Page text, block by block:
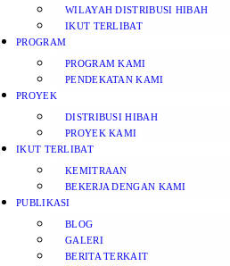
WILAYAH DISTRIBUSI HIBAH
IKUT TERLIBAT
PROGRAM
PROGRAM KAMI
PENDEKATAN KAMI
PROYEK
DISTRIBUSI HIBAH
PROYEK KAMI
IKUT TERLIBAT
KEMITRAAN
BEKERJA DENGAN KAMI
PUBLIKASI
BLOG
GALERI
BERITA TERKAIT